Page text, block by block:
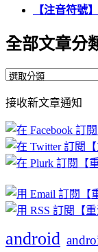
【注音符號
全部文章分
全
文
章
分
類
接收新文章通知
android